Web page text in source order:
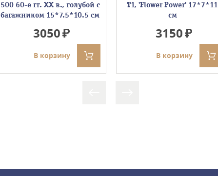
500 60-е гг. XX в., голубой с
багажником 15*7.5*10.5 см
3050
В корзину
Т1, 'Flower Power' 17*7*11
см
3150
В корзину